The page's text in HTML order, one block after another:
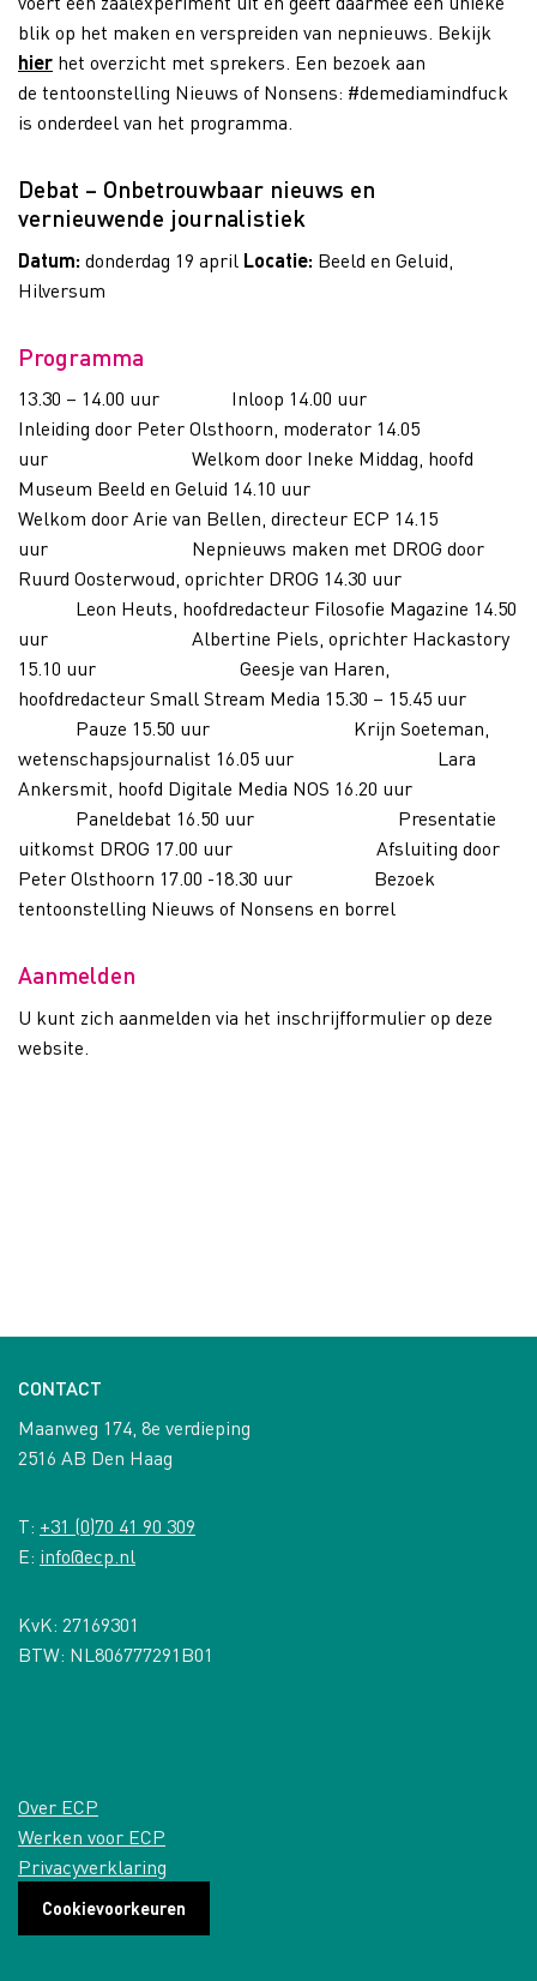
blik op het maken en verspreiden van nepnieuws. Bekijk
hier het overzicht met sprekers. Een bezoek aan
de tentoonstelling Nieuws of Nonsens: #demediamindfuck
is onderdeel van het programma.
Debat – Onbetrouwbaar nieuws en
vernieuwende journalistiek
Datum: donderdag 19 april Locatie: Beeld en Geluid,
Hilversum
Programma
13.30 – 14.00 uur Inloop 14.00 uur
Inleiding door Peter Olsthoorn, moderator 14.05
uur Welkom door Ineke Middag, hoofd
Museum Beeld en Geluid 14.10 uur
Welkom door Arie van Bellen, directeur ECP 14.15
uur Nepnieuws maken met DROG door
Ruurd Oosterwoud, oprichter DROG 14.30 uur
Leon Heuts, hoofdredacteur Filosofie Magazine 14.50
uur Albertine Piels, oprichter Hackastory
15.10 uur Geesje van Haren,
hoofdredacteur Small Stream Media 15.30 – 15.45 uur
Pauze 15.50 uur Krijn Soeteman,
wetenschapsjournalist 16.05 uur Lara
Ankersmit, hoofd Digitale Media NOS 16.20 uur
Paneldebat 16.50 uur Presentatie
uitkomst DROG 17.00 uur Afsluiting door
Peter Olsthoorn 17.00 -18.30 uur Bezoek
tentoonstelling Nieuws of Nonsens en borrel
Aanmelden
U kunt zich aanmelden via het inschrijfformulier op deze
website.
CONTACT
Maanweg 174, 8e verdieping
2516 AB Den Haag
T: +31 (0)70 41 90 309
E: info@ecp.nl
KvK: 27169301
BTW: NL806777291B01
Over ECP
Werken voor ECP
Privacyverklaring
Cookievoorkeuren